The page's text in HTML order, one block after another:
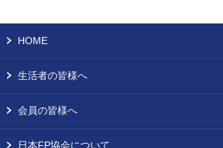
HOME
生活者の皆様へ
会員の皆様へ
日本FP協会について